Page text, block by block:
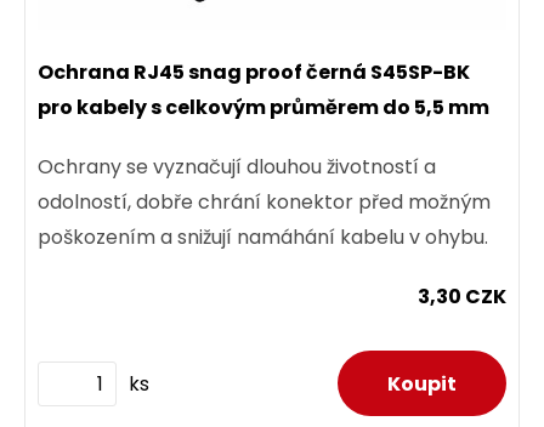
Ochrana RJ45 snag proof černá S45SP-BK
pro kabely s celkovým průměrem do 5,5 mm
Ochrany se vyznačují dlouhou životností a
odolností, dobře chrání konektor před možným
poškozením a snižují namáhání kabelu v ohybu.
3,30 CZK
ks